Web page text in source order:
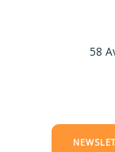
58